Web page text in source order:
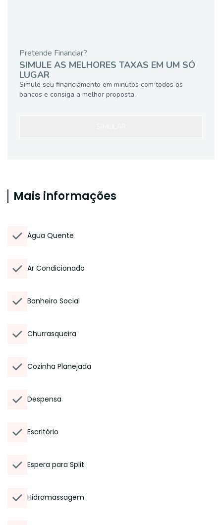
Pretende Financiar?
SIMULE AS MELHORES TAXAS EM UM SÓ
LUGAR
Simule seu financiamento em minutos com todos os
bancos e consiga a melhor proposta.
Mais informações
Água Quente
Ar Condicionado
Banheiro Social
Churrasqueira
Cozinha Planejada
Despensa
Escritório
Espera para Split
Hidromassagem